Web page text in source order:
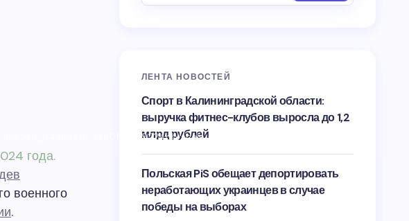
scale_1200
года.
военного
.
ЛЕНТА НОВОСТЕЙ
Спорт в Калининградской области:
выручка фитнес-клубов выросла до 1,2
млрд рублей
Польская PiS обещает депортировать
неработающих украинцев в случае
победы на выборах